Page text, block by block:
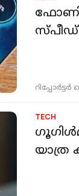
സ്പീഡ്
റിപ്പോർട്ടർ
TECH
യാത്ര